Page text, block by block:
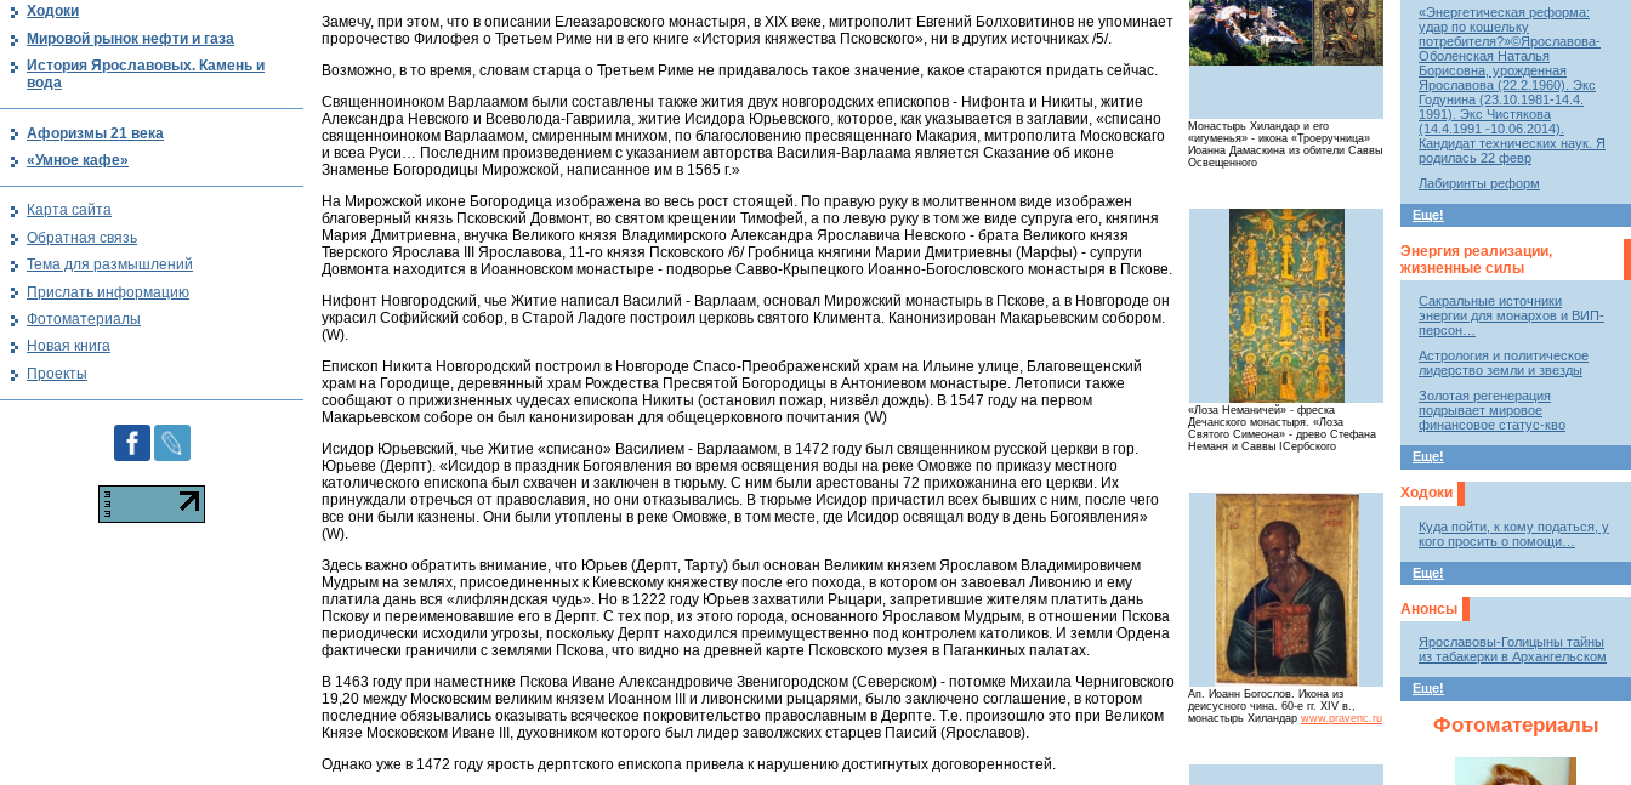
Монастырь Хиландар и его
«игуменья» - икона «Троеручница»
Иоанна Дамаскина из обители Саввы
Освещенного
«Лоза Неманичей» - фреска
Дечанского монастыря. «Лоза
Святого Симеона» - древо Стефана
Неманя и Саввы IСербского
Ап. Иоанн Богослов. Икона из
деисусного чина. 60-е гг. XIV в.,
монастырь Хиландар www.pravenc.ru
Замечу, при этом, что в описании Елеазаровского монастыря, в XIX веке, митрополит Евгений Болховитинов не упоминает
пророчество Филофея о Третьем Риме ни в его книге «История княжества Псковского», ни в других источниках /5/.
Возможно, в то время, словам старца о Третьем Риме не придавалось такое значение, какое стараются придать сейчас.
Священноиноком Варлаамом были составлены также жития двух новгородских епископов - Нифонта и Никиты, житие
Александра Невского и Всеволода-Гавриила, житие Исидора Юрьевского, которое, как указывается в заглавии, «списано
священноиноком Варлаамом, смиренным мнихом, по благословению пресвященнаго Макария, митрополита Московскаго
и всеа Руси… Последним произведением с указанием авторства Василия-Варлаама является Сказание об иконе
Знаменье Богородицы Мирожской, написанное им в 1565 г.»
На Мирожской иконе Богородица изображена во весь рост стоящей. По правую руку в молитвенном виде изображен
благоверный князь Псковский Довмонт, во святом крещении Тимофей, а по левую руку в том же виде супруга его, княгиня
Мария Дмитриевна, внучка Великого князя Владимирского Александра Ярославича Невского - брата Великого князя
Тверского Ярослава III Ярославова, 11-го князя Псковского /6/ Гробница княгини Марии Дмитриевны (Марфы) - супруги
Довмонта находится в Иоанновском монастыре - подворье Савво-Крыпецкого Иоанно-Богословского монастыря в Пскове.
Нифонт Новгородский, чье Житие написал Василий - Варлаам, основал Мирожский монастырь в Пскове, а в Новгороде он
украсил Софийский собор, в Старой Ладоге построил церковь святого Климента. Канонизирован Макарьевским собором.
(W).
Епископ Никита Новгородский построил в Новгороде Спасо-Преображенский храм на Ильине улице, Благовещенский
храм на Городище, деревянный храм Рождества Пресвятой Богородицы в Антониевом монастыре. Летописи также
сообщают о прижизненных чудесах епископа Никиты (остановил пожар, низвёл дождь). В 1547 году на первом
Макарьевском соборе он был канонизирован для общецерковного почитания (W)
Исидор Юрьевский, чье Житие «списано» Василием - Варлаамом, в 1472 году был священником русской церкви в гор.
Юрьеве (Дерпт). «Исидор в праздник Богоявления во время освящения воды на реке Омовже по приказу местного
католического епископа был схвачен и заключен в тюрьму. С ним были арестованы 72 прихожанина его церкви. Их
принуждали отречься от православия, но они отказывались. В тюрьме Исидор причастил всех бывших с ним, после чего
все они были казнены. Они были утоплены в реке Омовже, в том месте, где Исидор освящал воду в день Богоявления»
(W).
Здесь важно обратить внимание, что Юрьев (Дерпт, Тарту) был основан Великим князем Ярославом Владимировичем
Мудрым на землях, присоединенных к Киевскому княжеству после его похода, в котором он завоевал Ливонию и ему
платила дань вся «лифляндская чудь». Но в 1222 году Юрьев захватили Рыцари, запретившие жителям платить дань
Пскову и переименовавшие его в Дерпт. С тех пор, из этого города, основанного Ярославом Мудрым, в отношении Пскова
периодически исходили угрозы, поскольку Дерпт находился преимущественно под контролем католиков. И земли Ордена
фактически граничили с землями Пскова, что видно на древней карте Псковского музея в Паганкиных палатах.
В 1463 году при наместнике Пскова Иване Александровиче Звенигородском (Северском) - потомке Михаила Черниговского
19,20 между Московским великим князем Иоанном III и ливонскими рыцарями, было заключено соглашение, в котором
последние обязывались оказывать всяческое покровительство православным в Дерпте. Т.е. произошло это при Великом
Князе Московском Иване III, духовником которого был лидер заволжских старцев Паисий (Ярославов).
Однако уже в 1472 году ярость дерптского епископа привела к нарушению достигнутых договоренностей.
«Энергетическая реформа:
удар по кошельку
потребителя?»©Ярославова-
Оболенская Наталья
Борисовна, урожденная
Ярославова (22.2.1960). Экс
Годунина (23.10.1981-14.4.
1991). Экс Чистякова
(14.4.1991 -10.06.2014).
Кандидат технических наук. Я
родилась 22 февр
Лабиринты реформ
Еще!
Энергия реализации,
жизненные силы
Сакральные источники
энергии для монархов и ВИП-
персон…
Астрология и политическое
лидерство земли и звезды
Золотая регенерация
подрывает мировое
финансовое статус-кво
Еще!
Ходоки
Куда пойти, к кому податься, у
кого просить о помощи…
Еще!
Анонсы
Ярославовы-Голицыны тайны
из табакерки в Архангельском
Еще!
Фотоматериалы
Ходоки
Мировой рынок нефти и газа
История Ярославовых. Камень и
вода
Афоризмы 21 века
«Умное кафе»
Карта сайта
Обратная связь
Тема для размышлений
Прислать информацию
Фотоматериалы
Новая книга
Проекты